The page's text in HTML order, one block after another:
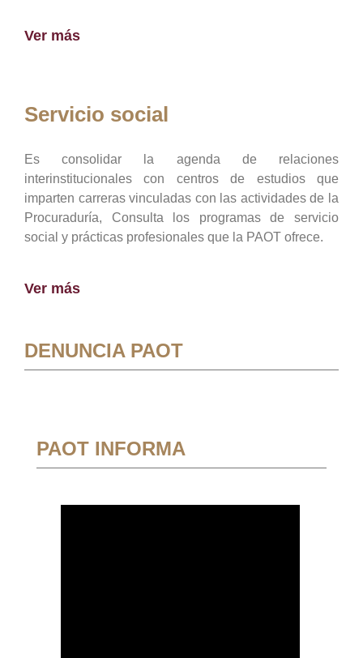
Ver más
Servicio social
Es consolidar la agenda de relaciones
interinstitucionales con centros de estudios que
imparten carreras vinculadas con las actividades de la
Procuraduría, Consulta los programas de servicio
social y prácticas profesionales que la PAOT ofrece.
Ver más
DENUNCIA PAOT
PAOT INFORMA